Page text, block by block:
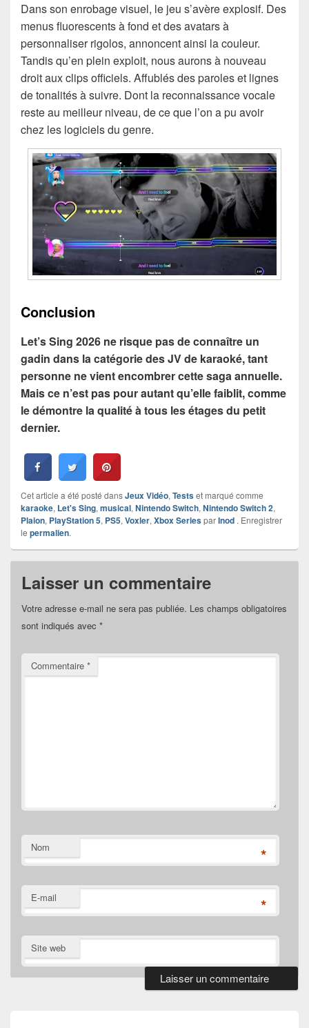
Dans son enrobage visuel, le jeu s’avère explosif. Des
menus fluorescents à fond et des avatars à
personnaliser rigolos, annoncent ainsi la couleur.
Tandis qu’en plein exploit, nous aurons à nouveau
droit aux clips officiels. Affublés des paroles et lignes
de tonalités à suivre. Dont la reconnaissance vocale
reste au meilleur niveau, de ce que l’on a pu avoir
chez les logiciels du genre.
Conclusion
Let’s Sing 2026 ne risque pas de connaître un
gadin dans la catégorie des JV de karaoké, tant
personne ne vient encombrer cette saga annuelle.
Mais ce n’est pas pour autant qu’elle faiblit, comme
le démontre la qualité à tous les étages du petit
dernier.
Cet article a été posté dansJeux Vidéo, Testset marqué comme
karaoke, Let's Sing, musical, Nintendo Switch, Nintendo Switch 2,
Plaion, PlayStation 5, PS5, Voxler, Xbox SeriesparInod . Enregistrer
le permalien.
Laisser un commentaire
Votre adresse e-mail ne sera pas publiée. Les champs obligatoires
sont indiqués avec *
Commentaire *
Nom *
E-mail *
Site web